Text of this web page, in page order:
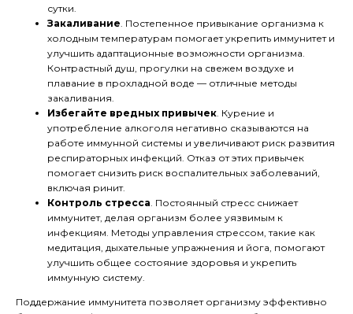
сутки.
Закаливание . Постепенное привыкание организма к
холодным температурам помогает укрепить иммунитет и
улучшить адаптационные возможности организма.
Контрастный душ, прогулки на свежем воздухе и
плавание в прохладной воде — отличные методы
закаливания.
Избегайте вредных привычек . Курение и
употребление алкоголя негативно сказываются на
работе иммунной системы и увеличивают риск развития
респираторных инфекций. Отказ от этих привычек
помогает снизить риск воспалительных заболеваний,
включая ринит.
Контроль стресса . Постоянный стресс снижает
иммунитет, делая организм более уязвимым к
инфекциям. Методы управления стрессом, такие как
медитация, дыхательные упражнения и йога, помогают
улучшить общее состояние здоровья и укрепить
иммунную систему.
Поддержание иммунитета позволяет организму эффективно